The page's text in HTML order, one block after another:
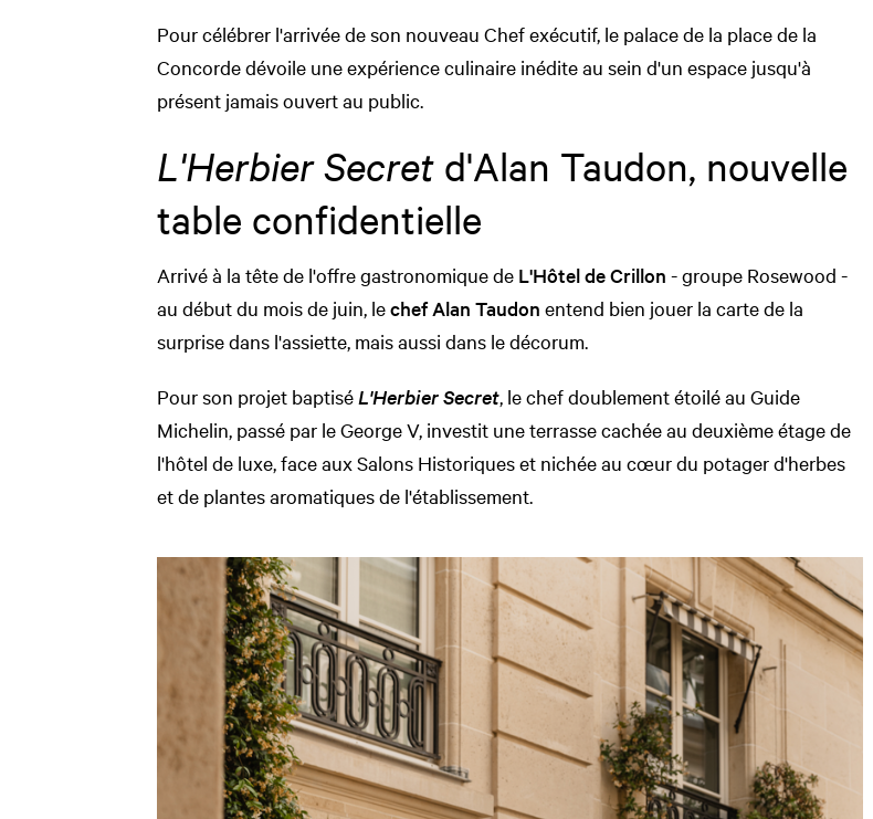
Pour célébrer l'arrivée de son nouveau Chef exécutif, le palace de la place de la
Concorde dévoile une expérience culinaire inédite au sein d'un espace jusqu'à
présent jamais ouvert au public.
L'Herbier Secret d'Alan Taudon, nouvelle
table confidentielle
Arrivé à la tête de l'offre gastronomique de L'Hôtel de Crillon - groupe Rosewood -
au début du mois de juin, lechef Alan Taudon entend bien jouer la carte de la
surprise dans l'assiette, mais aussi dans le décorum.
Pour son projet baptisé L'Herbier Secret , le chef doublement étoilé au Guide
Michelin, passé par le George V, investit une terrasse cachée au deuxième étage de
l'hôtel de luxe, face aux Salons Historiques et nichée au cœur du potager d'herbes
et de plantes aromatiques de l'établissement.